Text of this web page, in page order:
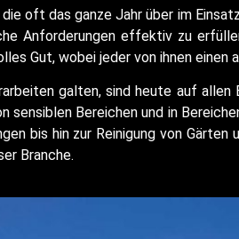
oft das ganze Jahr über im
Anforderungen effektiv zu
Gut, wobei jeder von ihnen einen
galten, sind heute auf
sensiblen Bereichen und in
bis hin zur Reinigung von
Branche.